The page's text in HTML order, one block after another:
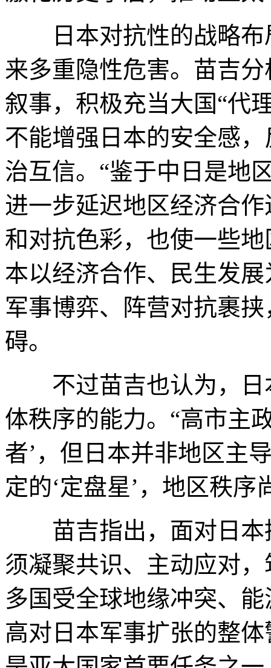
日本对抗性的战略布
来多重隐性危害。苗吉
叙事，积极充当大国“代
不能增强日本的安全感
治互信。“鉴于中日是地
进一步延迟地区经济合
和对抗色彩，也使一些
本以经济合作、民生发
军事博弈、阵营对抗裹
碍。
不过苗吉也认为，日
体秩序的能力。“高市主
者’，但日本并非地区主
定的‘定盘星’，地区秩序
苗吉指出，面对日本
须凝聚共识、主动应对
多国受全球地缘冲突、
高对日本军事扩张的整